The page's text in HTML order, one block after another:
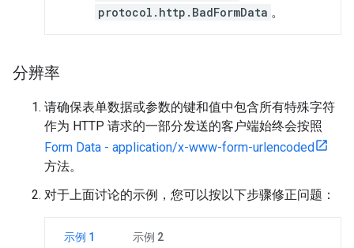
protocol.http.BadFormData 。
分辨率
请确保表单数据或参数的键和值中包含所有特殊字符
作为 HTTP 请求的一部分发送的客户端始终会按照
Form Data - application/x-www-form-urlencoded
方法。
对于上面讨论的示例，您可以按以下步骤修正问题：
示例 1 示例 2